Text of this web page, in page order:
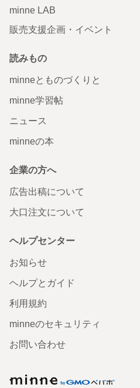
minne LAB
販売支援企画・イベント
読みもの
minneとものづくりと
minne学習帖
ニュース
minneの本
企業の方へ
広告出稿について
大口注文について
ヘルプセンター
お知らせ
ヘルプとガイド
利用規約
minneのセキュリティ
お問い合わせ